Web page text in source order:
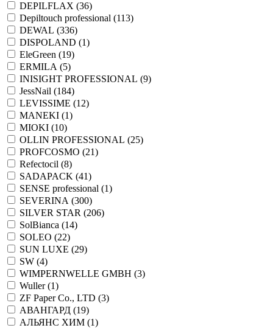
DEPILFLAX (36)
Depiltouch professional (113)
DEWAL (336)
DISPOLAND (1)
EleGreen (19)
ERMILA (5)
INISIGHT PROFESSIONAL (9)
JessNail (184)
LEVISSIME (12)
MANEKI (1)
MIOKI (10)
OLLIN PROFESSIONAL (25)
PROFCOSMO (21)
Refectocil (8)
SADAPACK (41)
SENSE professional (1)
SEVERINA (300)
SILVER STAR (206)
SolBianca (14)
SOLEO (22)
SUN LUXE (29)
SW (4)
WIMPERNWELLE GMBH (3)
Wuller (1)
ZF Paper Co., LTD (3)
АВАНГАРД (19)
АЛЬЯНС ХИМ (1)